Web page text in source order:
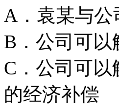
A．袁某
B．公司可以
C．公司可
的经济补偿